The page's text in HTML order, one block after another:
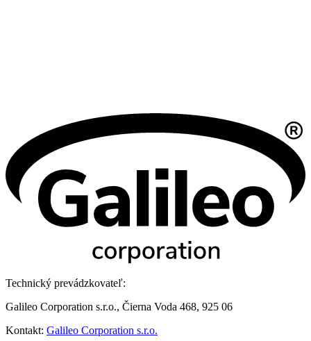
Technický prevádzkovateľ:
Galileo Corporation s.r.o., Čierna Voda 468, 925 06
Kontakt: Galileo Corporation s.r.o.